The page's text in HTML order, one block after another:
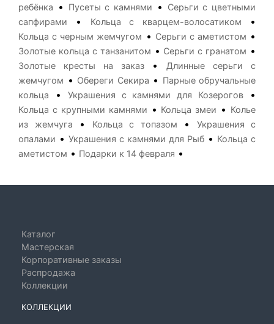
ребёнка
• Пусеты с камнями •
Серьги с цветными
сапфирами
• Кольца с кварцем-волосатиком •
Кольца с черным жемчугом • Серьги с аметистом •
Золотые кольца с танзанитом • Серьги с гранатом •
Золотые кресты на заказ•Длинные серьги с
жемчугом • Обереги Секира • Парные обручальные
кольца
• Украшения с камнями для Козерогов •
Кольца с крупными камнями • Кольца змеи • Колье
из жемчуга
• Кольца с топазом •
Украшения с
опалами • Украшения с камнями для Рыб • Кольца с
аметистом • Подарки к 14 февраля •
Каталог
Мастерская
Корпоративные заказы
Распродажа
Коллекции
КОЛЛЕКЦИИ